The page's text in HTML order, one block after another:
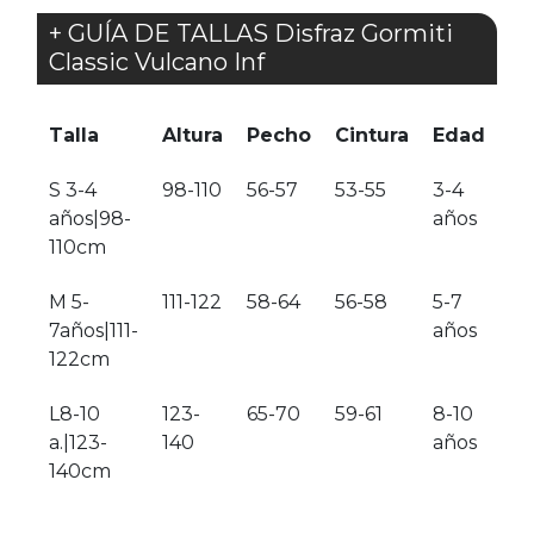
+ GUÍA DE TALLAS Disfraz Gormiti
Classic Vulcano Inf
Talla Altura Pecho Cintura Edad
S 3-4
años|98-
110cm
98-110 56-57 53-55
3-4
años
M 5-
7años|111-
122cm
111-122 58-64 56-58
5-7
años
L8-10
a.|123-
140cm
123-
140
65-70 59-61
8-10
años